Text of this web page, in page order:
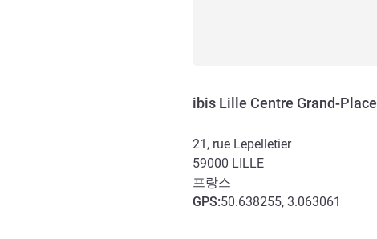
ibis Lille Centre Grand-Place
21, rue Lepelletier
59000 LILLE
프랑스
GPS:50.638255, 3.063061